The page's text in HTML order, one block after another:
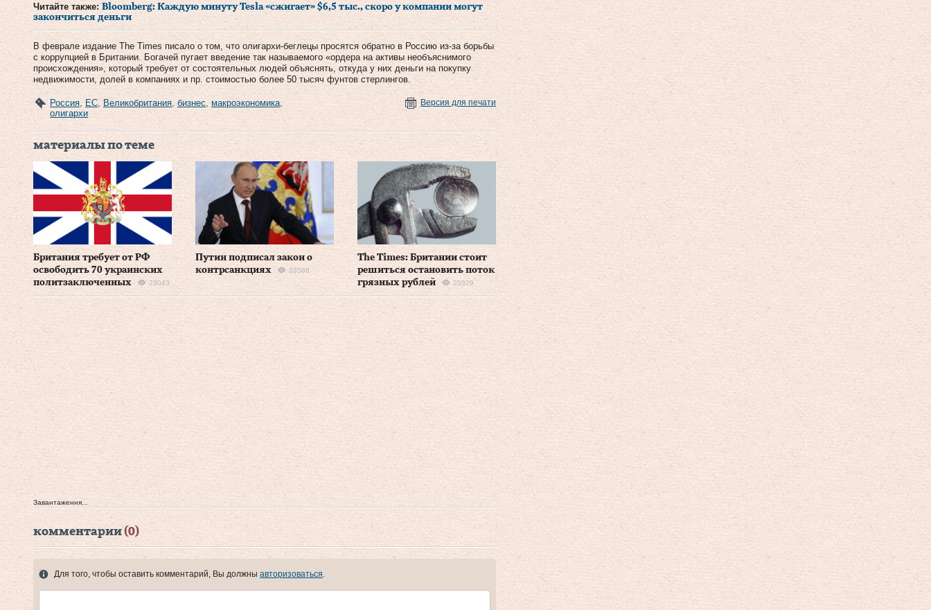
Читайте также: Bloomberg: Каждую минуту Tesla «сжигает» $6,5 тыс., скоро у компании могут
закончиться деньги
В феврале издание The Times писало о том, что олигархи-беглецы просятся обратно в Россию из-за борьбы
с коррупцией в Британии. Богачей пугает введение так называемого «ордера на активы необъяснимого
происхождения», который требует от состоятельных людей объяснять, откуда у них деньги на покупку
недвижимости, долей в компаниях и пр. стоимостью более 50 тысяч фунтов стерлингов.
Россия ЕС Великобритания бизнес макроэкономика
олигархи
Версия для печати
материалы по теме
Британия требует от РФ
освободить 70 украинских
политзаключенных
23043
Путин подписал закон о
контрсанкциях
33588
The Times: Британии стоит
решиться остановить поток
грязных рублей
25329
Завантаження...
комментарии (0)
Для того, чтобы оставить комментарий, Вы должны авторизоваться